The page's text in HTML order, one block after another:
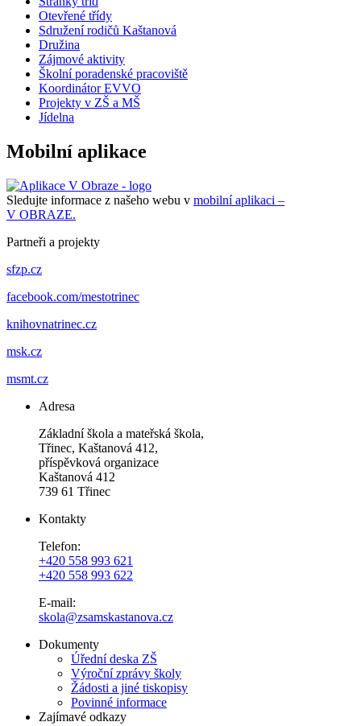
Otevřené třídy
Sdružení rodičů Kaštanová
Družina
Zájmové aktivity
Školní poradenské pracoviště
Koordinátor EVVO
Projekty v ZŠ a MŠ
Jídelna
Mobilní aplikace
Sledujte informace z našeho webu v mobilní aplikaci –
V OBRAZE.
Partneři a projekty
sfzp.cz
facebook.com/mestotrinec
knihovnatrinec.cz
msk.cz
msmt.cz
Adresa
Základní škola a mateřská škola,
Třinec, Kaštanová 412,
příspěvková organizace
Kaštanová 412
739 61 Třinec
Kontakty
Telefon:
+420 558 993 621
+420 558 993 622
E-mail:
skola@zsamskastanova.cz
Dokumenty
Úřední deska ZŠ
Výroční zprávy školy
Žádosti a jiné tiskopisy
Povinné informace
Zajímavé odkazy